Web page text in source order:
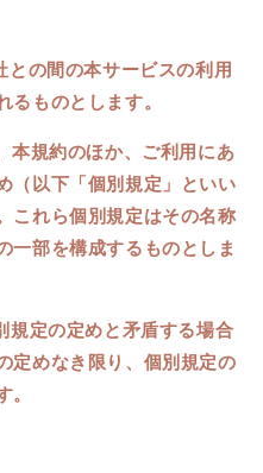
との間の本サービスの利用
るものとします。
本規約のほか、ご利用にあ
（以下「個別規定」といい
これら個別規定はその名称
一部を構成するものとしま
規定の定めと矛盾する場合
定めなき限り、個別規定の